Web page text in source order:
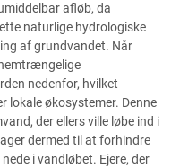
afløb, da
naturlige hydrologiske
af grundvandet. Når
nedenfor, hvilket
lokale økosystemer. Denne
der ellers ville løbe ind i
dermed til at forhindre
i vandløbet. Ejere, der